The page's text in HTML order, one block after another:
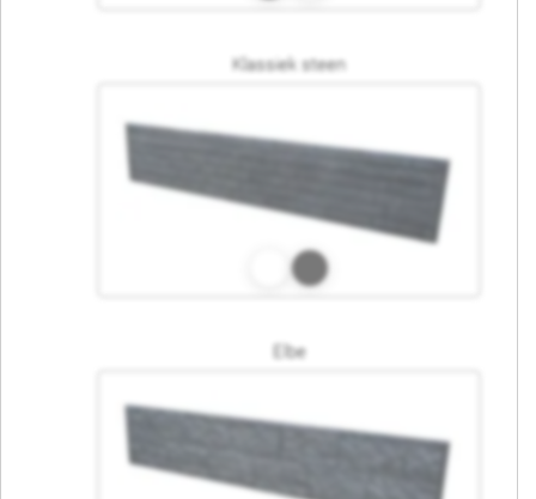
Klassiek steen
Elbe